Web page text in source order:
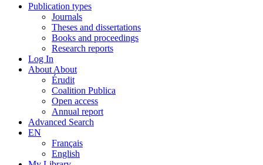
Publication types
Journals
Theses and dissertations
Books and proceedings
Research reports
Log In
About About
Érudit
Coalition Publica
Open access
Annual report
Advanced Search
EN
Français
English